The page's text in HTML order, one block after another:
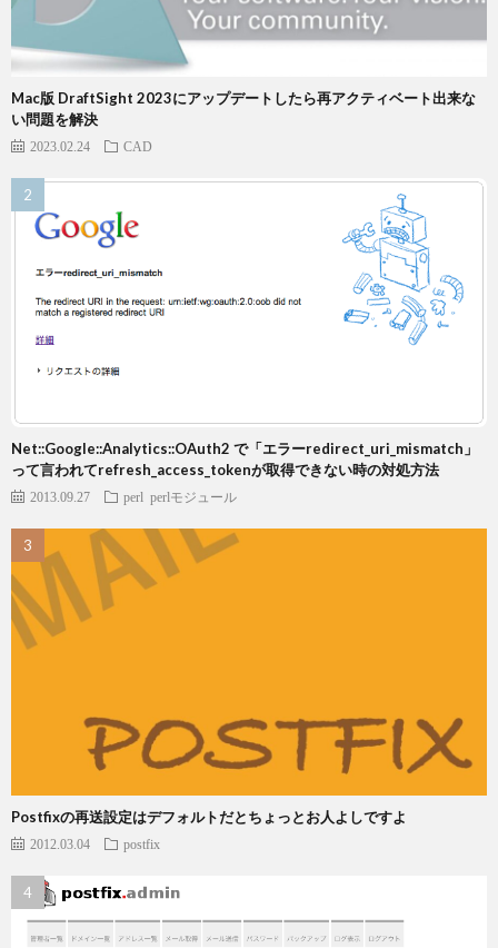
Mac版 DraftSight 2023にアップデートしたら再アクティベート出来な
い問題を解決
2023.02.24 CAD
Net::Google::Analytics::OAuth2 で「エラーredirect_uri_mismatch」
って言われてrefresh_access_tokenが取得できない時の対処方法
2013.09.27 perl perlモジュール
Postfixの再送設定はデフォルトだとちょっとお人よしですよ
2012.03.04 postfix